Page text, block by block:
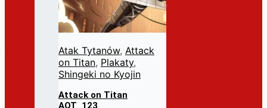
Atak Tytanów, Attack
on Titan, Plakaty,
Shingeki no Kyojin
Attack on Titan
AOT_123